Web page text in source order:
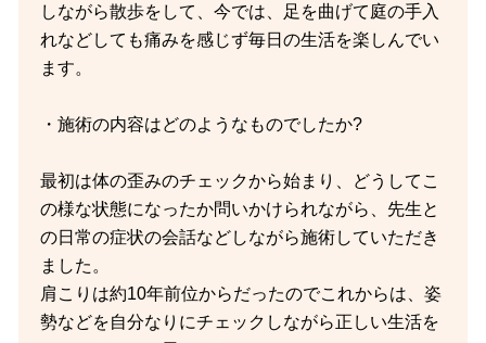
しながら散歩をして、今では、足を曲げて庭の手入
れなどしても痛みを感じず毎日の生活を楽しんでい
ます。
・施術の内容はどのようなものでしたか?
最初は体の歪みのチェックから始まり、どうしてこ
の様な状態になったか問いかけられながら、先生と
の日常の症状の会話などしながら施術していただき
ました。
肩こりは約10年前位からだったのでこれからは、姿
勢などを自分なりにチェックしながら正しい生活を